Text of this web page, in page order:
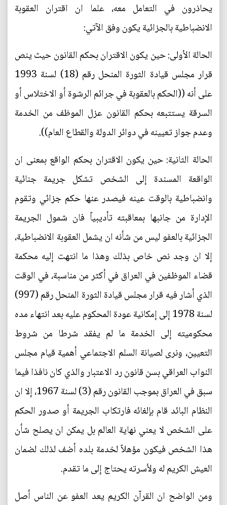
يحاذرون في التعامل معه، علما ان اقتران العقوبة
الانضباطية بالجزائية يكون وفق الآتي:
الحالة الأولى: حين يكون الاقتران بحكم القانون حيث ينص
قرار مجلس قيادة الثورة المنحل رقم (18) لسنة 1993
على أنه ((الحكم بالعقوبة في جرائم الرشوة أو الاختلاس أو
السرقة يستتبعه بحكم القانون عزل الموظف من الخدمة
وعدم جواز تعيينه في دوائر الدولة والقطاع العام)).
الحالة الثانية: حين يكون الاقتران بحكم الواقع بمعنى ان
الواقعة المسندة إلى الشخص تشكل جريمة جنائية
وانضباطية بالوقت عينه فيصدر عنها حكم جزائي وتقوم
الإدارة من جانبها بمعاقبته تأديبياً فان شمول الجريمة
الجزائية بالعفو ليس من شأنه ان يشمل العقوبة الانضباطية،
إلا ان وجد نص خاص بذلك وهذا ما انتهت إليه محكمة
قضاء الموظفين في العراق في أكثر من مناسبة، في الوقت
الذي أشار فيه قرار مجلس قيادة الثورة المنحل رقم (997)
لسنة 1978 إلى إمكانية عودة المحكوم عليه بعد انتهاء مده
محكوميته إلى الخدمة ما لم يفقد شرطا من شروط
التعيين، ونرى لصيانة السلم الاجتماعي أهمية قيام مجلس
النواب العراقي بسن قانون رد الاعتبار والذي كان نافذا فيما
سبق في العراق بموجب القانون رقم (3) لسنة 1967، إلا ان
النظام البائد قام بإلغائه فارتكاب الجريمة أو صدور الحكم
على الشخص لا يعني نهاية العالم بل يمكن ان يصلح شأن
هذا الشخص فيكون مؤهلاً لخدمة بلده أضف لذلك لضمان
العيش الكريم له ولأسرته يحتاج إلى ما تقدم.
ومن الواضح ان القرآن الكريم يعد العفو عن الناس أصل